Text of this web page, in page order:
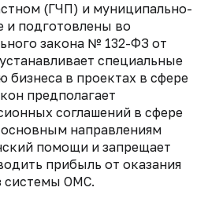
(ГЧП) и муниципально-
и подготовлены во
закона № 132-ФЗ от
специальные
бизнеса в проектах в сфере
предполагает
соглашений в сфере
направлениям
помощи и запрещает
прибыль от оказания
системы ОМС.